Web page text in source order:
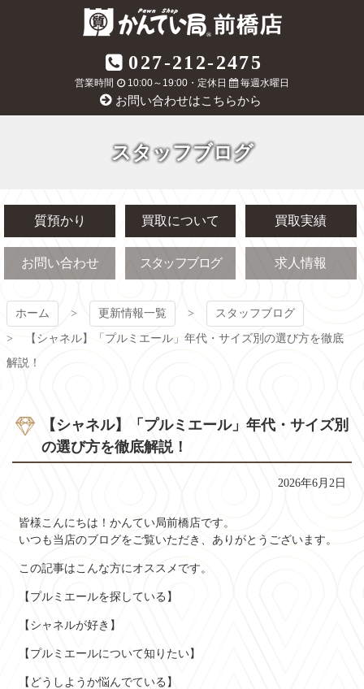
質屋かんてい局
前橋店
027-212-2475
営業時間 10:00～19:00・定休日 毎週水曜日
お問い合わせはこちらから
スタッフブログ
質預かり 買取について 買取実績
お問い合わせ スタッフブログ 求人情報
ホーム 更新情報一覧 スタッフブログ
【シャネル】「プルミエール」年代・サイズ別の選び方を徹底
解説！
【シャネル】「プルミエール」年代・サイズ別
の選び方を徹底解説！
2026年6月2日
皆様こんにちは！かんてい局前橋店です。
いつも当店のブログをご覧いただき、ありがとうございます。
この記事はこんな方にオススメです。
【プルミエールを探している】
【シャネルが好き】
【プルミエールについて知りたい】
【どうしようか悩んでている】